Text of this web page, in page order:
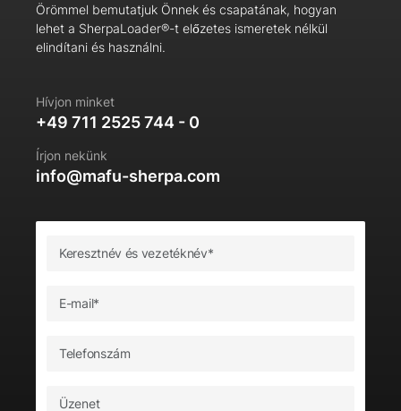
Örömmel bemutatjuk Önnek és csapatának, hogyan
lehet a SherpaLoader®-t előzetes ismeretek nélkül
elindítani és használni.
Hívjon minket
+49 711 2525 744 - 0
Írjon nekünk
info@mafu-sherpa.com